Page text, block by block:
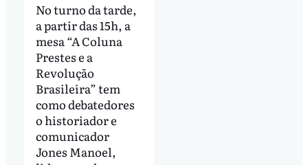
No turno da tarde,
a partir das 15h, a
mesa “A Coluna
Prestes e a
Revolução
Brasileira” tem
como debatedores
o historiador e
comunicador
Jones Manoel,